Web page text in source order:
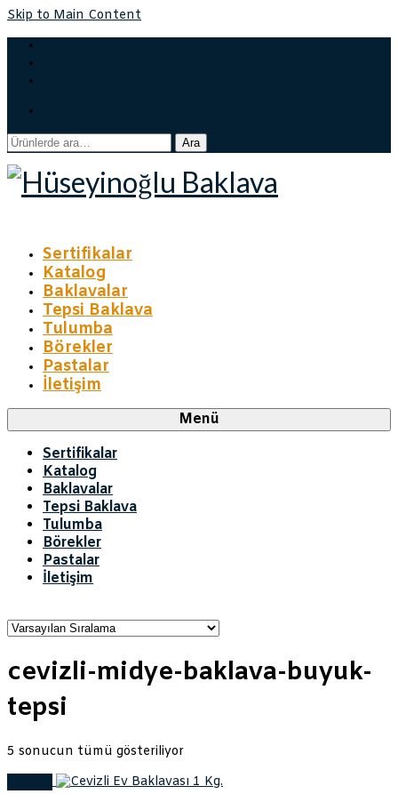
Skip to Main Content
Ara:
Ara
Sertifikalar
Katalog
Baklavalar
Tepsi Baklava
Tulumba
Börekler
Pastalar
İletişim
Menü
Sertifikalar
Katalog
Baklavalar
Tepsi Baklava
Tulumba
Börekler
Pastalar
İletişim
cevizli-midye-baklava-buyuk-
tepsi
5 sonucun tümü gösteriliyor